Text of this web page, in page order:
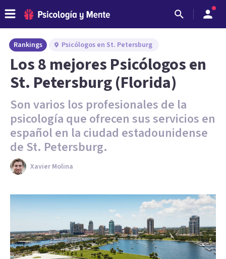
Rankings Psicólogos en St. Petersburg
Los 8 mejores Psicólogos en
St. Petersburg (Florida)
Son varios los profesionales de la
psicología que ofrecen sus servicios en
español en la ciudad estadounidense
de St. Petersburg.
Xavier Molina